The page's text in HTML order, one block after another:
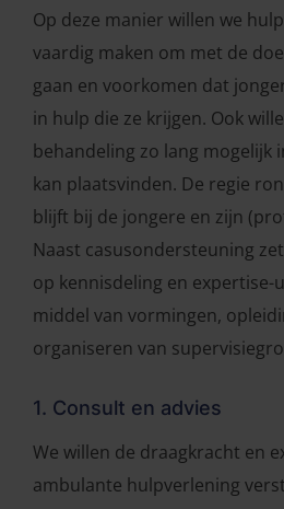
Op deze manier willen we
vaardig maken om met de
gaan en voorkomen dat
in hulp die ze krijgen. Ook
behandeling zo lang mogelijk
kan plaatsvinden. De regie
blijft bij de jongere en zijn
Naast casusondersteuning
op kennisdeling en expertise-
middel van vormingen,
organiseren van
1. Consult en advies
We willen de draagkracht en
ambulante hulpverlening